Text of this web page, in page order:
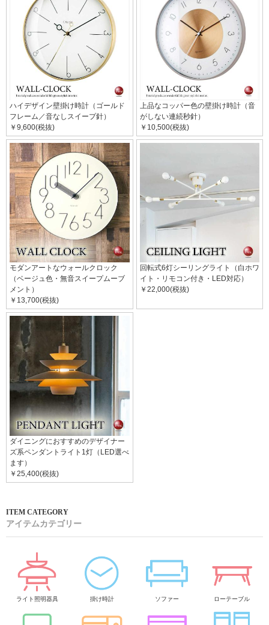
ハイデザイン壁掛け時計（ゴールド
フレーム／音なしスイープ針）
￥9,600(税抜)
上品なコッパー色の壁掛け時計（音
がしない連続秒針）
￥10,500(税抜)
モダンアートなウォールクロック
（ベージュ色・無音スイープムーブ
メント）
￥13,700(税抜)
回転式6灯シーリングライト（白ホワ
イト・リモコン付き・LED対応）
￥22,000(税抜)
ダイニングにおすすめのデザイナー
ズ系ペンダントライト1灯（LED選べ
ます）
￥25,400(税抜)
アイテムカテゴリー
ライト照明器具 掛け時計 ソファー ローテーブル